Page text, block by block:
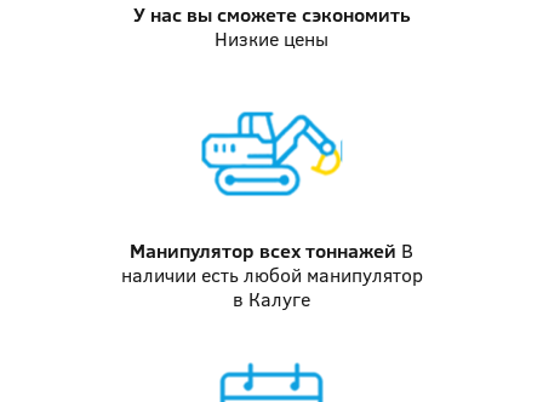
У нас высможете сэкономить
Низкие цены
Манипулятор всех тоннажей В
наличии есть любой манипулятор
в Калуге